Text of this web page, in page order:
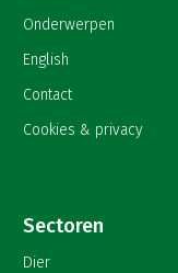
Onderwerpen
English
Contact
Cookies & privacy
Sectoren
Dier